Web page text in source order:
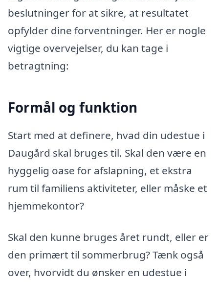
beslutninger for at sikre, at resultatet
opfylder dine forventninger. Her er nogle
vigtige overvejelser, du kan tage i
betragtning:
Formål og funktion
Start med at definere, hvad din udestue i
Daugård skal bruges til. Skal den være en
hyggelig oase for afslapning, et ekstra
rum til familiens aktiviteter, eller måske et
hjemmekontor?
Skal den kunne bruges året rundt, eller er
den primært til sommerbrug? Tænk også
over, hvorvidt du ønsker en udestue i